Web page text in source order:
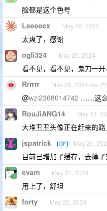
脸都是这个色号
Leeeeex May 20, 2024
太爽了，感谢
ogli324 May 20, 2024
看不见，看不见，鬼刀一
Rrrrrr May 20, 2024 via
@wzl2368014742 ……这
RouJiANG14 May 21,
大堆丑丑头像正在赶来的
jspatrick OP May 21,
目前已增加了缓存，去掉
evam May 21, 2024
用上了，舒坦
forty May 22, 2024